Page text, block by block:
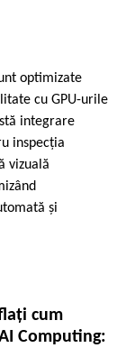
optimizate
cu GPU-urile
integrare
inspecția
vizuală
și
cum
Computing: